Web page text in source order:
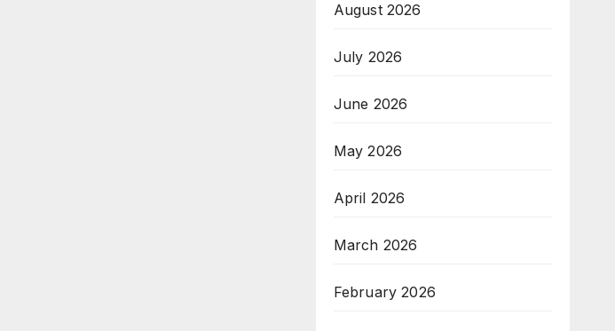
August 2026
July 2026
June 2026
May 2026
April 2026
March 2026
February 2026